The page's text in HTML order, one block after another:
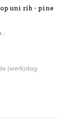
uni rib - pine
(werk)dag